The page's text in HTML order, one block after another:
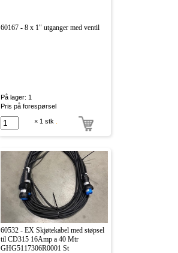
60167 - 8 x 1" utganger med ventil
På lager: 1
Pris på forespørsel
× 1 stk
60532 - EX Skjøtekabel med støpsel
til CD315 16Amp a 40 Mtr
GHG5117306R0001 St